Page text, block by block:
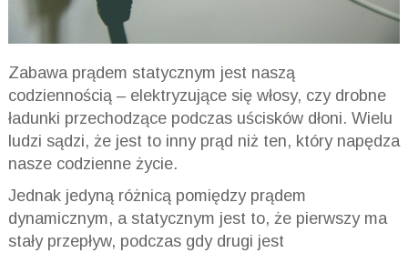
Zabawa prądem statycznym jest naszą
codziennością – elektryzujące się włosy, czy drobne
ładunki przechodzące podczas uścisków dłoni. Wielu
ludzi sądzi, że jest to inny prąd niż ten, który napędza
nasze codzienne życie.
Jednak jedyną różnicą pomiędzy prądem
dynamicznym, a statycznym jest to, że pierwszy ma
stały przepływ, podczas gdy drugi jest